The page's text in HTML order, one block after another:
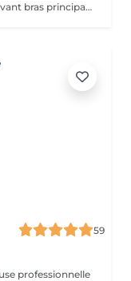
Massage puissant et profond à l'aide des avant bras principalement , pour libérer les tensions musculaires.
59
professionnelle